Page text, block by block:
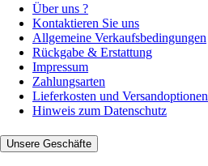
Über uns ?
Kontaktieren Sie uns
Allgemeine Verkaufsbedingungen
Rückgabe & Erstattung
Impressum
Zahlungsarten
Lieferkosten und Versandoptionen
Hinweis zum Datenschutz
Unsere Geschäfte